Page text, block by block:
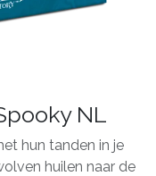
NL
hun tanden in je
huilen naar de